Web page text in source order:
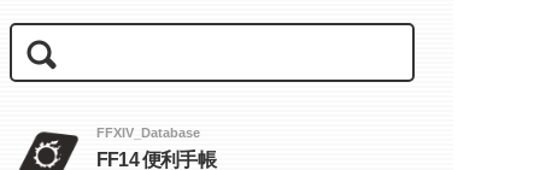
FFXIV_Database
FF14 便利手帳